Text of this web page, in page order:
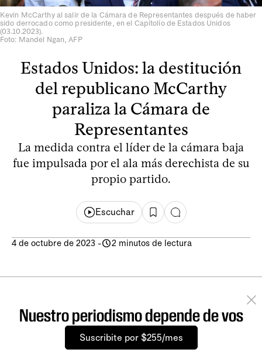
Kevin McCarthy al salir de la Cámara de Representantes después de haber
sido derrocado como presidente, en el Capitolio de Estados Unidos
(03.10.2023).
Foto: Mandel Ngan, AFP
Estados Unidos: la destitución
del republicano McCarthy
paraliza la Cámara de
Representantes
La medida contra el líder de la cámara baja
fue impulsada por el ala más derechista de su
propio partido.
Escuchar
4 de octubre de 2023 - 2 minutos de lectura
Nuestro periodismo depende de vos
Suscribite por $255/mes